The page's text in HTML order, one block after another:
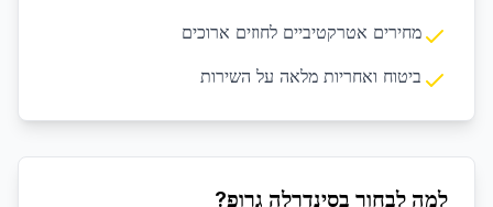
מחירים אטרקטיביים לחוזים ארוכים
ביטוח ואחריות מלאה על השירות
למה לבחור בסינדרלה גרופ?